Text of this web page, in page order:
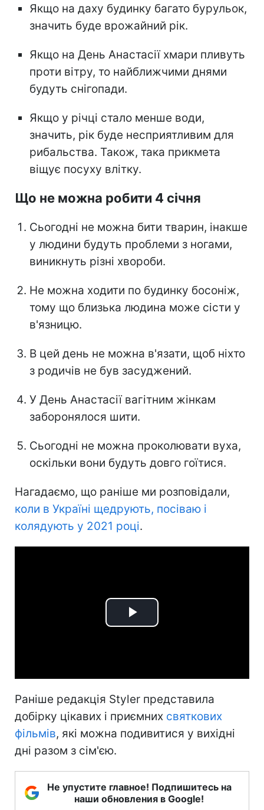
Якщо на даху будинку багато бурульок,
значить буде врожайний рік.
Якщо на День Анастасії хмари пливуть
проти вітру, то найближчими днями
будуть снігопади.
Якщо у річці стало менше води,
значить, рік буде несприятливим для
рибальства. Також, така прикмета
віщує посуху влітку.
Що не можна робити 4 січня
Сьогодні не можна бити тварин, інакше
у людини будуть проблеми з ногами,
виникнуть різні хвороби.
Не можна ходити по будинку босоніж,
тому що близька людина може сісти у
в'язницю.
В цей день не можна в'язати, щоб ніхто
з родичів не був засуджений.
У День Анастасії вагітним жінкам
заборонялося шити.
Сьогодні не можна проколювати вуха,
оскільки вони будуть довго гоїтися.
Нагадаємо, що раніше ми розповідали,
коли в Україні щедрують, посіваю і
колядують у 2021 році.
Play
Раніше редакція Styler представила
добірку цікавих і приємних святкових
фільмів, які можна подивитися у вихідні
дні разом з сім'єю.
Не упустите главное! Подпишитесь на
наши обновления в Google!